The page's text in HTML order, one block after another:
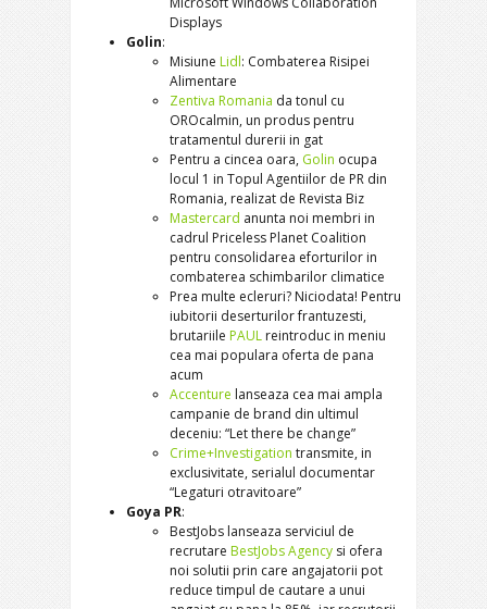
Displays
Golin:
Misiune Lidl: Combaterea Risipei
Alimentare
Zentiva Romania da tonul cu
OROcalmin, un produs pentru
tratamentul durerii in gat
Pentru a cincea oara, Golin ocupa
locul 1 in Topul Agentiilor de PR din
Romania, realizat de Revista Biz
Mastercard anunta noi membri in
cadrul Priceless Planet Coalition
pentru consolidarea eforturilor in
combaterea schimbarilor climatice
Prea multe ecleruri? Niciodata! Pentru
iubitorii deserturilor frantuzesti,
brutariile PAUL reintroduc in meniu
cea mai populara oferta de pana
acum
Accenture lanseaza cea mai ampla
campanie de brand din ultimul
deceniu: “Let there be change”
Crime+Investigation transmite, in
exclusivitate, serialul documentar
“Legaturi otravitoare”
Goya PR:
BestJobs lanseaza serviciul de
recrutare BestJobs Agency si ofera
noi solutii prin care angajatorii pot
reduce timpul de cautare a unui